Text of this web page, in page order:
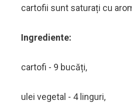
cartofii sunt saturați cu
Ingrediente:
cartofi - 9 bucăți,
ulei vegetal - 4 linguri,